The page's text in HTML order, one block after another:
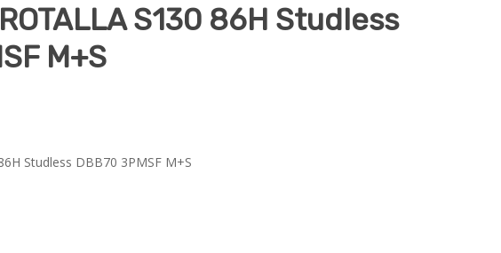
S130 86H Studless
M+S
Studless DBB70 3PMSF M+S